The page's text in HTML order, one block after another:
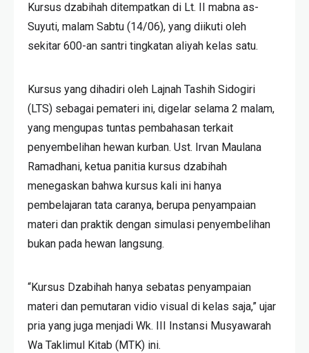
Kursus dzabihah ditempatkan di Lt. II mabna as-
Suyuti, malam Sabtu (14/06), yang diikuti oleh
sekitar 600-an santri tingkatan aliyah kelas satu.
Kursus yang dihadiri oleh Lajnah Tashih Sidogiri
(LTS) sebagai pemateri ini, digelar selama 2 malam,
yang mengupas tuntas pembahasan terkait
penyembelihan hewan kurban. Ust. Irvan Maulana
Ramadhani, ketua panitia kursus dzabihah
menegaskan bahwa kursus kali ini hanya
pembelajaran tata caranya, berupa penyampaian
materi dan praktik dengan simulasi penyembelihan
bukan pada hewan langsung.
“Kursus Dzabihah hanya sebatas penyampaian
materi dan pemutaran vidio visual di kelas saja,” ujar
pria yang juga menjadi Wk. III Instansi Musyawarah
Wa Taklimul Kitab (MTK) ini.